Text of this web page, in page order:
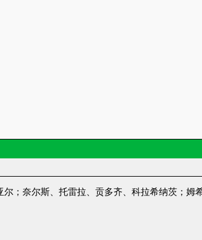
；奈尔斯、托雷拉、贡多齐、科拉希纳茨；姆